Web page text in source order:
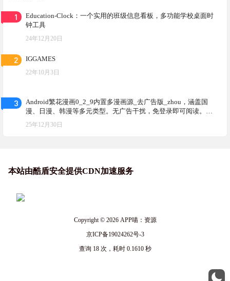
1
Education-Clock：一个实用的班级信息看板，多功能学校桌面时
钟工具
24年12月20日
2 IGGAMES
22年10月3日
3
Android繁花漫画0_2_9内置多漫画源_去广告版_zhou，涵盖国
漫、日漫、韩漫等多元类型。无广告干扰，免登录即可阅读。支
持离线缓存，能自动记忆观看进度
25年12月30日
本站由酷盾安全提供CDN加速服务
Copyright © 2026APP喵：资源
京ICP备19024262号-3
查询 18 次，耗时 0.1610 秒